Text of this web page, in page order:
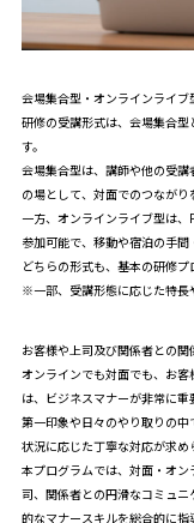
会場集合型・オンラインライ
研修の受講形式は、会場集合
す。
会場集合型は、講師や他の受
の場として、対面でのつながり
一方、オンラインライブ型は
参加可能で、移動や宿泊の手間
どちらの形式も、基本の研修プ
※一部、受講形態に応じた特長
お客様や上司及び関係者との
オンラインでも対面でも、お
は、ビジネスマナーが非常に重
第一印象や日々のやり取りの中
状況に応じた丁寧な対応が求め
本プログラムでは、対面・オ
司、関係者との円滑なコミュ
的なマナースキルを総合的に指